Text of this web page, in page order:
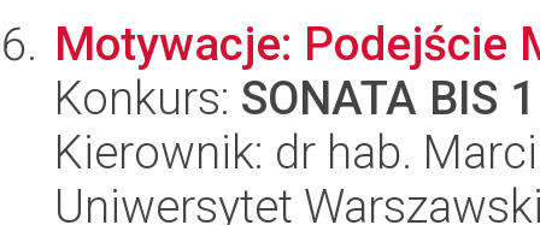
Motywacje: Podejście
Konkurs: SONATA BIS
Kierownik: dr hab.
Uniwersytet